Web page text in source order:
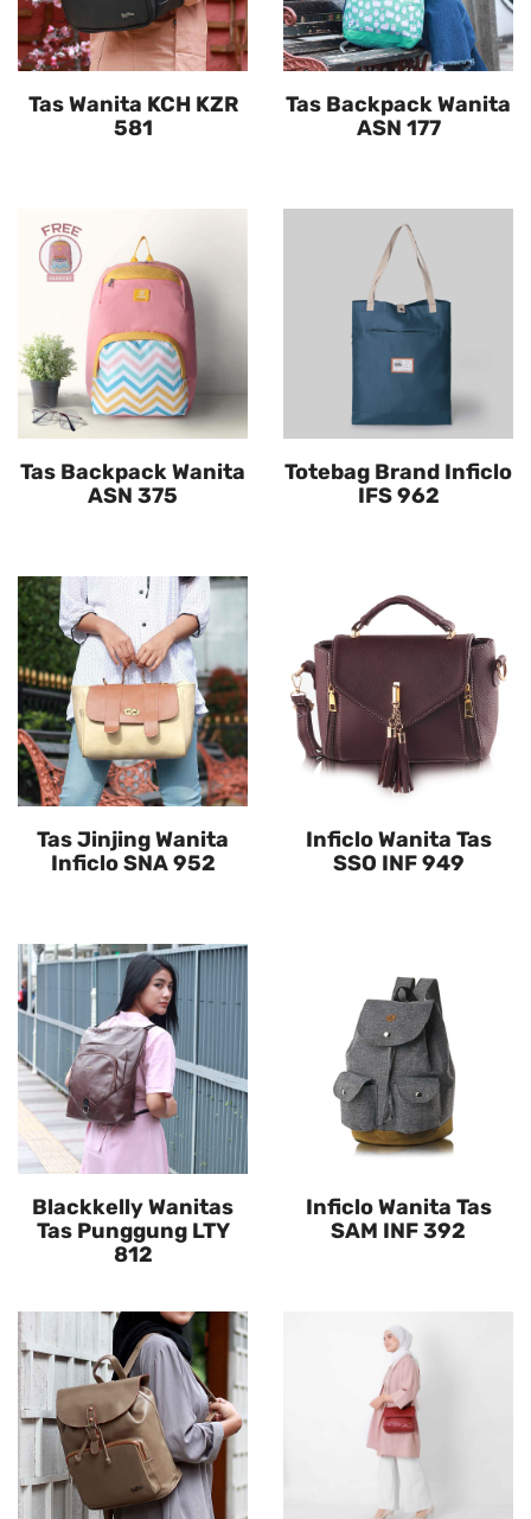
Tas Wanita KCH KZR
581
Tas Backpack Wanita
ASN 177
Tas Backpack Wanita
ASN 375
Totebag Brand Inficlo
IFS 962
Tas Jinjing Wanita
Inficlo SNA 952
Inficlo Wanita Tas
SSO INF 949
Blackkelly Wanitas
Tas Punggung LTY
812
Inficlo Wanita Tas
SAM INF 392